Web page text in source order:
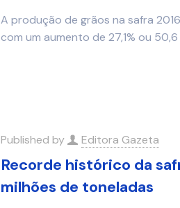
A produção de grãos na safra
com um aumento de 27,1% ou
Published by Editora Gazeta
Recorde histórico da
milhões de toneladas